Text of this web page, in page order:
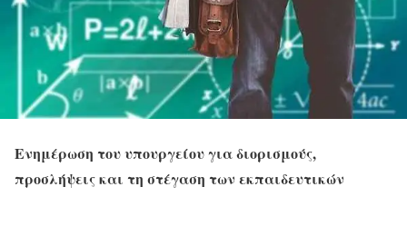
Ενημέρωση του υπουργείου για διορισμούς,
προσλήψεις και τη στέγαση των εκπαιδευτικών